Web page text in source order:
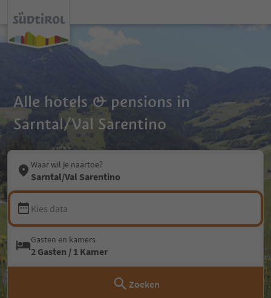
Alle hotels & pensions in
Sarntal/Val Sarentino
Waar wil je naartoe?
Sarntal/Val Sarentino
Kies data
Gasten en kamers
2 Gasten / 1 Kamer
Zoeken